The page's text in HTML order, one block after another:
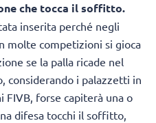
che tocca il soffitto.
inserita perché negli
molte competizioni si gioca
se la palla ricade nel
considerando i palazzetti in
FIVB, forse capiterà una o
difesa tocchi il soffitto,